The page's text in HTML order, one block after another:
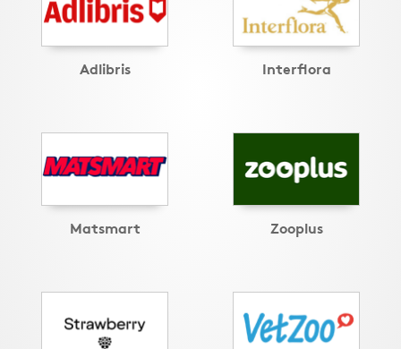
Adlibris Interflora
Matsmart Zooplus